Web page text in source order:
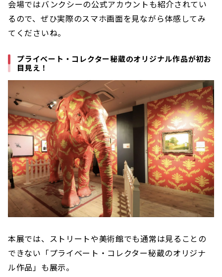
会場ではバンクシーの公式アカウントも紹介されてい
るので、ぜひ実際のスマホ画面を見ながら体感してみ
てくださいね。
プライベート・コレクター秘蔵のオリジナル作品が初お
目見え！
本展では、ストリートや美術館でも通常は見ることの
できない「プライベート・コレクター秘蔵のオリジナ
ル作品」も展示。